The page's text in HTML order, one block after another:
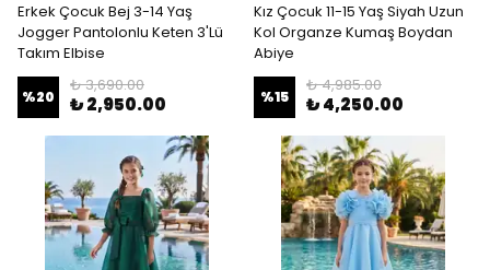
Erkek Çocuk Bej 3-14 Yaş
Jogger Pantolonlu Keten 3'Lü
Takım Elbise
%20
₺ 3,690.00
₺ 2,950.00
Kız Çocuk 11-15 Yaş Siyah Uzun
Kol Organze Kumaş Boydan
Abiye
%15
₺ 4,985.00
₺ 4,250.00